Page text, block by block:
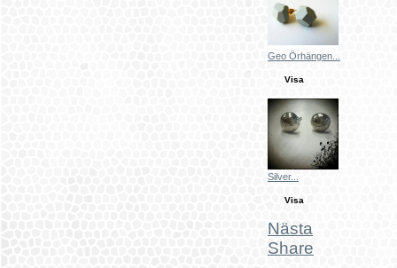
Geo Örhängen...
Visa
Silver...
Visa
Nästa
Share